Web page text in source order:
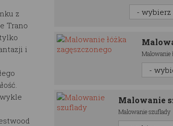
z
Trano
i
Malowanie
Malowanie
Malowanie szuflady